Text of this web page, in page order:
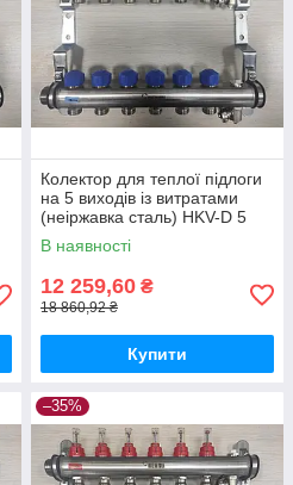
Колектор для теплої підлоги
на 5 виходів із витратами
(неіржавка сталь) HKV-D 5
REHAU
В наявності
12 259,60 ₴
18 860,92 ₴
Купити
–35%